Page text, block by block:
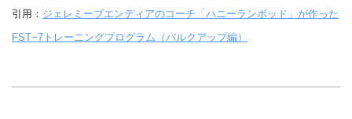
引用： ジェレミーブエンディアのコーチ「ハニーランボッド」が作った
FST−7トレーニングプログラム（バルクアップ編）